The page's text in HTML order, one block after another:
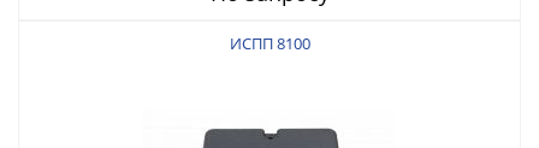
ИСПП 8100